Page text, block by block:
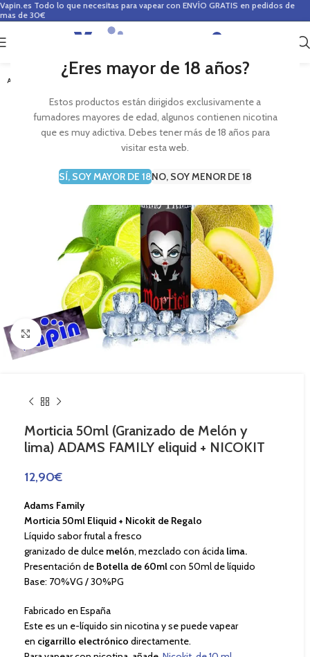
¿Eres mayor de 18 años?
Estos productos están dirigidos exclusivamente a
fumadores mayores de edad, algunos contienen nicotina
que es muy adictiva. Debes tener más de 18 años para
visitar esta web.
SÍ, SOY MAYOR DE 18NO, SOY MENOR DE 18
Vapin.es Todo lo que necesitas para vapear con ENVÍO GRATIS en pedidos de
mas de 30€
0
AGOTADO
Haga Click para agrandar
Morticia 50ml (Granizado de Melón y
lima) ADAMS FAMILY eliquid + NICOKIT
12,90€
Adams Family
Morticia 50ml Eliquid + Nicokit de Regalo
Líquido sabor frutal a fresco
granizado de dulce melón, mezclado con ácida lima.
Presentación de Botella de 60mlcon 50ml de líquido
Base: 70%VG / 30%PG
Fabricado en España
Este es un e-líquido sin nicotina y se puede vapear
en cigarrillo electrónico directamente.